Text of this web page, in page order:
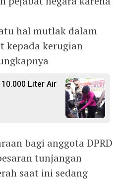
hal mutlak dalam
kepada kerugian
Liter Air
bagi anggota DPRD
tunjangan
saat ini sedang